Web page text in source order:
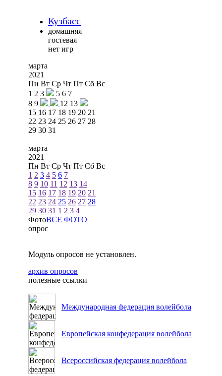
Кузбасс
домашняя
гостевая
нет игр
марта
2021
Пн Вт Ср Чт Пт Сб Вс
1 2 3 5 6 7
8 9 12 13
15 16 17 18 19 20 21
22 23 24 25 26 27 28
29 30 31
марта
2021
Пн Вт Ср Чт Пт Сб Вс
1 2 3 4 5 6 7
8 9 10 11 12 13 14
15 16 17 18 19 20 21
22 23 24 25 26 27 28
29 30 31 1 2 3 4
ФотоВСЕ ФОТО
опрос
Модуль опросов не установлен.
архив опросов
полезные ссылки
Международная федерация волейбола
Европейская конфедерация волейбола
Всероссийская федерация волейбола